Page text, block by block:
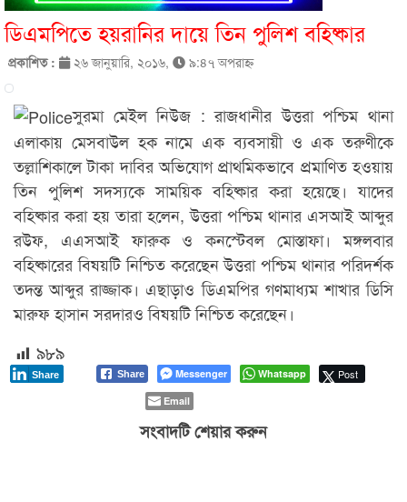
ডিএমপিতে হয়রানির দায়ে তিন পুলিশ বহিষ্কার
প্রকাশিত : ২৬ জানুয়ারি, ২০১৬, ৯:৪৭ অপরাহ্ণ
সুরমা মেইল নিউজ : রাজধানীর উত্তরা পশ্চিম থানা
এলাকায় মেসবাউল হক নামে এক ব্যবসায়ী ও এক তরুণীকে
তল্লাশিকালে টাকা দাবির অভিযোগ প্রাথমিকভাবে প্রমাণিত হওয়ায়
তিন পুলিশ সদস্যকে সাময়িক বহিষ্কার করা হয়েছে। যাদের
বহিষ্কার করা হয় তারা হলেন, উত্তরা পশ্চিম থানার এসআই আব্দুর
রউফ, এএসআই ফারুক ও কনস্টেবল মোস্তাফা। মঙ্গলবার
বহিষ্কারের বিষয়টি নিশ্চিত করেছেন উত্তরা পশ্চিম থানার পরিদর্শক
তদন্ত আব্দুর রাজ্জাক। এছাড়াও ডিএমপির গণমাধ্যম শাখার ডিসি
মারুফ হাসান সরদারও বিষয়টি নিশ্চিত করেছেন।
৯৮৯
Share Messenger Whatsapp Post
Share
Email
সংবাদটি শেয়ার করুন